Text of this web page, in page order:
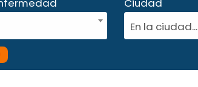
Ciudad
En la ciudad...